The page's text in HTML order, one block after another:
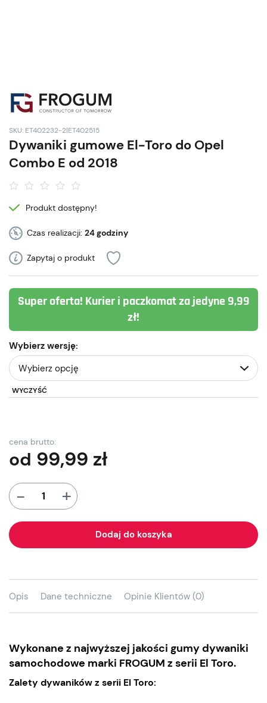
SKU: ET402232-2|ET402515
Dywaniki gumowe El-Toro do Opel
Combo E od 2018
Produkt dostępny!
Czas realizacji: 24 godziny
Zapytaj o produkt
Super oferta! Kurier i paczkomat za jedyne 9,99
zł!
Wybierz wersję:
WYCZYŚĆ
cena brutto:
od 99,99 zł
- +
Dodaj do koszyka
Opis Dane techniczne Opinie Klientów (0)
Wykonane z najwyższej jakości gumy dywaniki
samochodowe marki FROGUM z serii El Toro.
Zalety dywaników z serii El Toro: